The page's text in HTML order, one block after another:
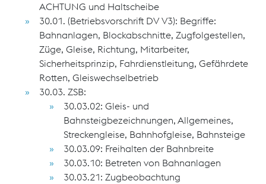
ACHTUNG und Haltscheibe
30.01. (Betriebsvorschrift DV V3): Begriffe:
Bahnanlagen, Blockabschnitte, Zugfolgestellen,
Züge, Gleise, Richtung, Mitarbeiter,
Sicherheitsprinzip, Fahrdienstleitung, Gefährdete
Rotten, Gleiswechselbetrieb
30.03. ZSB:
30.03.02: Gleis- und
Bahnsteigbezeichnungen, Allgemeines,
Streckengleise, Bahnhofgleise, Bahnsteige
30.03.09: Freihalten der Bahnbreite
30.03.10: Betreten von Bahnanlagen
30.03.21: Zugbeobachtung